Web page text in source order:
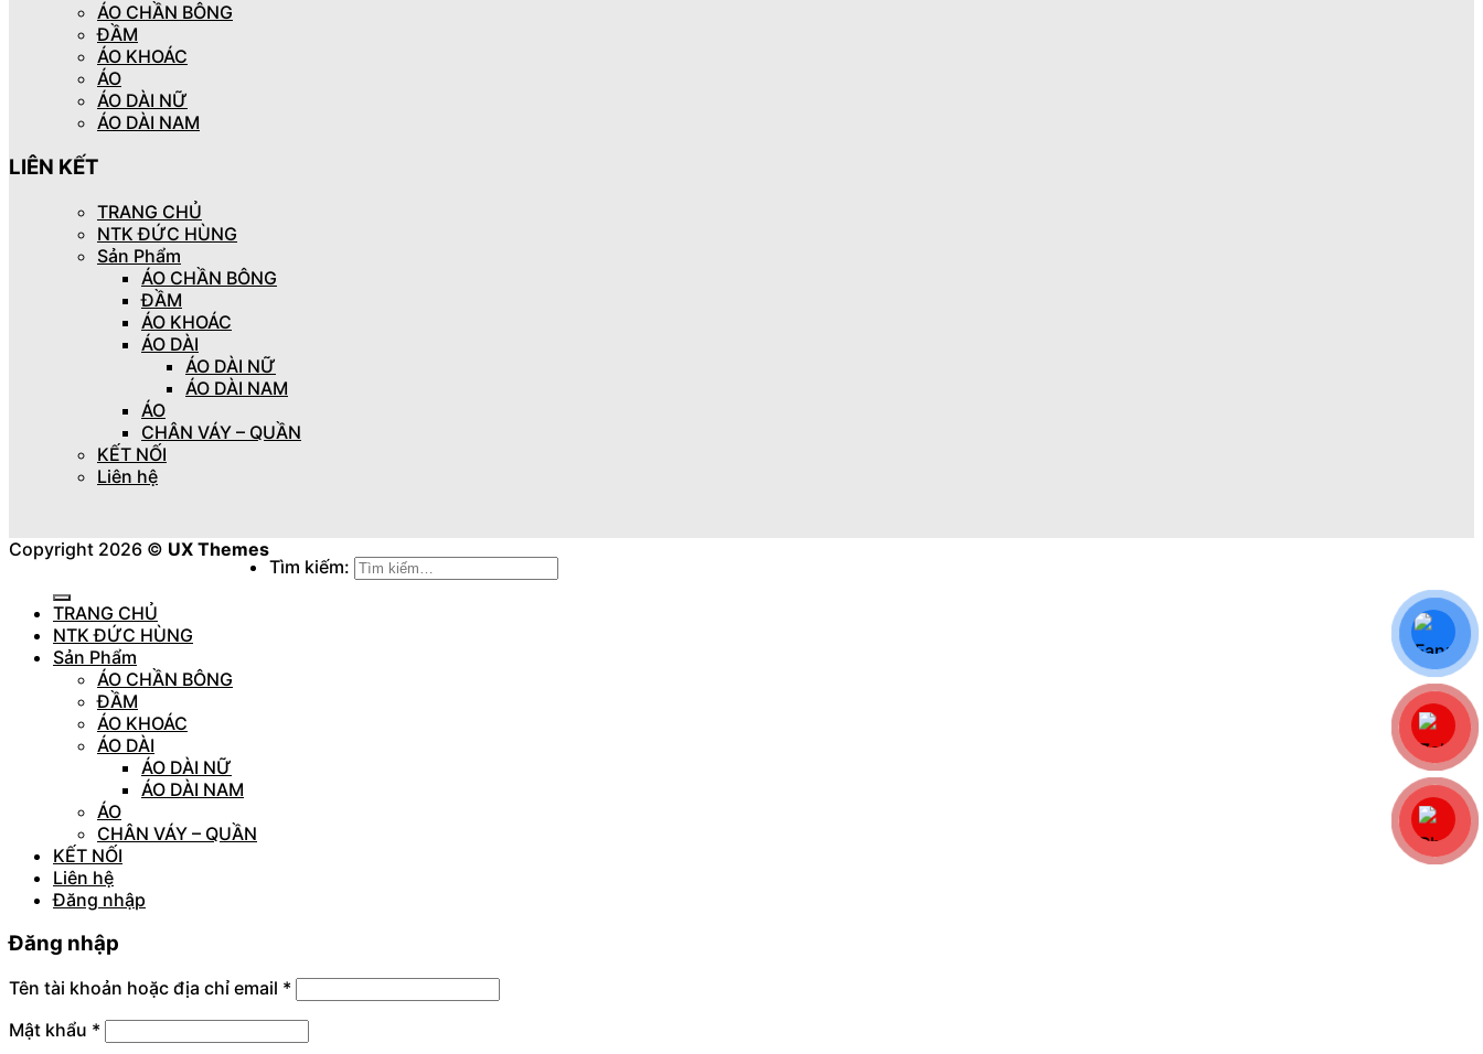
ÁO CHẦN BÔNG
ĐẦM
ÁO KHOÁC
ÁO
ÁO DÀI NỮ
ÁO DÀI NAM
LIÊN KẾT
TRANG CHỦ
NTK ĐỨC HÙNG
Sản Phẩm
ÁO CHẦN BÔNG
ĐẦM
ÁO KHOÁC
ÁO DÀI
ÁO DÀI NỮ
ÁO DÀI NAM
ÁO
CHÂN VÁY – QUẦN
KẾT NỐI
Liên hệ
Copyright 2026 © UX Themes
Tìm kiếm:
TRANG CHỦ
NTK ĐỨC HÙNG
Sản Phẩm
ÁO CHẦN BÔNG
ĐẦM
ÁO KHOÁC
ÁO DÀI
ÁO DÀI NỮ
ÁO DÀI NAM
ÁO
CHÂN VÁY – QUẦN
KẾT NỐI
Liên hệ
Đăng nhập
Đăng nhập
Tên tài khoản hoặc địa chỉ email *
Mật khẩu *